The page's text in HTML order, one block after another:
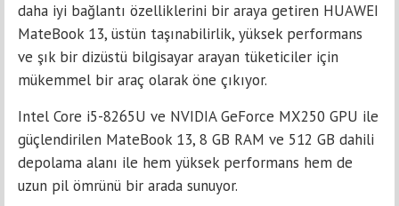
daha iyi bağlantı özelliklerini bir araya getiren HUAWEI
MateBook 13, üstün taşınabilirlik, yüksek performans
ve şık bir dizüstü bilgisayar arayan tüketiciler için
mükemmel bir araç olarak öne çıkıyor.
Intel Core i5-8265U ve NVIDIA GeForce MX250 GPU ile
güçlendirilen MateBook 13, 8 GB RAM ve 512 GB dahili
depolama alanı ile hem yüksek performans hem de
uzun pil ömrünü bir arada sunuyor.